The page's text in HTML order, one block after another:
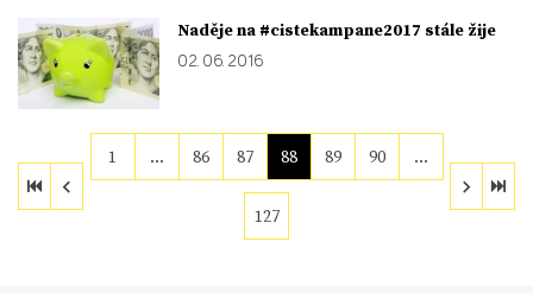
Naděje na #cistekampane2017 stále žije
02. 06. 2016
1 … 86 87 88 89 90 …
127